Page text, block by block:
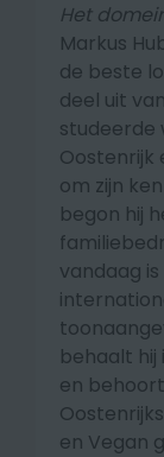
Het
Markus
de beste
deel uit
studeerde
Oostenrijk
om zijn
begon hij
vandaag
behaalt
en
en Vegan